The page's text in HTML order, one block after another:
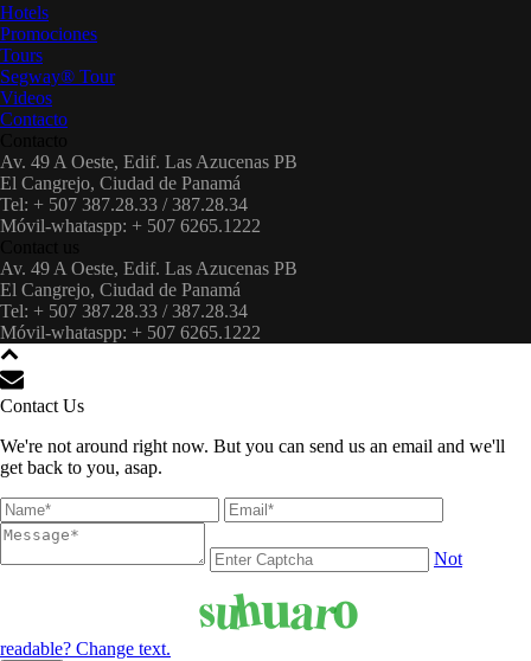
Hotels
Promociones
Tours
Segway® Tour
Videos
Contacto
Av. 49 A Oeste, Edif. Las Azucenas PB
El Cangrejo, Ciudad de Panamá
Tel: + 507 387.28.33 / 387.28.34
Móvil-whataspp: + 507 6265.1222
Av. 49 A Oeste, Edif. Las Azucenas PB
El Cangrejo, Ciudad de Panamá
Tel: + 507 387.28.33 / 387.28.34
Móvil-whataspp: + 507 6265.1222
Contact Us
We're not around right now. But you can send us an email and we'll
get back to you, asap.
Not
readable? Change text.